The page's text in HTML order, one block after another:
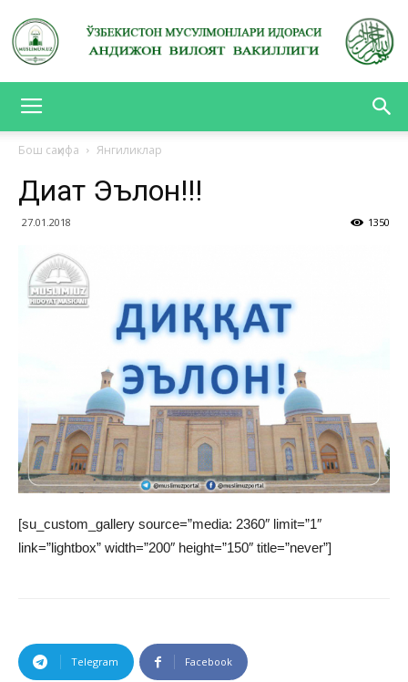
Бош саҳифа Янгиликлар
Диққат Эълон!!!
27.01.2018 1350
[su_custom_gallery source=”media: 2360″ limit=”1″
link=”lightbox” width=”200″ height=”150″ title=”never”]
Telegram Facebook